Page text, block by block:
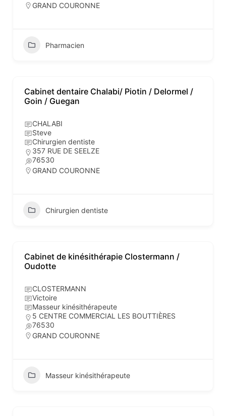
GRAND COURONNE
Pharmacien
Cabinet dentaire Chalabi/ Piotin / Delormel /
Goin / Guegan
CHALABI
Steve
Chirurgien dentiste
357 RUE DE SEELZE
76530
GRAND COURONNE
Chirurgien dentiste
Cabinet de kinésithérapie Clostermann /
Oudotte
CLOSTERMANN
Victoire
Masseur kinésithérapeute
5 CENTRE COMMERCIAL LES BOUTTIÈRES
76530
GRAND COURONNE
Masseur kinésithérapeute